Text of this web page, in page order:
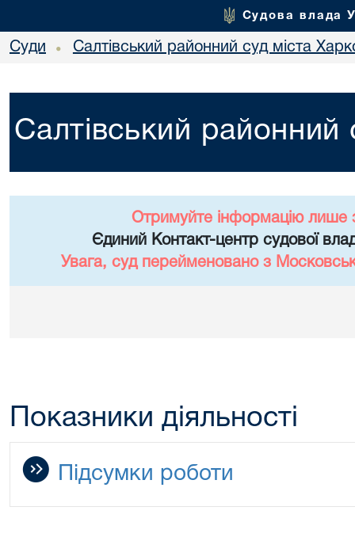
Судова влада
Суди • Салтівський районний суд міста
Салтівський районний
Отримуйте інформацію лише
Єдиний Контакт-центр судової
Увага, суд перейменовано з
Показники діяльності
Підсумки роботи